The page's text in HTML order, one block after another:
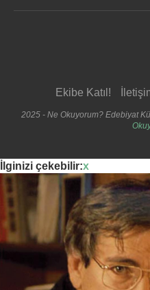
Ekibe Katıl!
2025 - Ne Okuyorum? Edebiyat
İlginizi çekebilir:x